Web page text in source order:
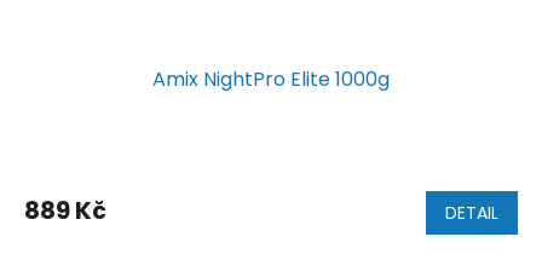
Amix NightPro Elite 1000g
889 Kč DETAIL